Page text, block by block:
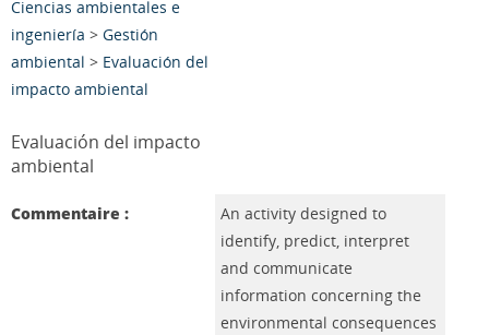
Ciencias ambientales e
ingeniería > Gestión
ambiental > Evaluación del
impacto ambiental
Evaluación del impacto
ambiental
Commentaire :
An activity designed to
identify, predict, interpret
and communicate
information concerning the
environmental consequences